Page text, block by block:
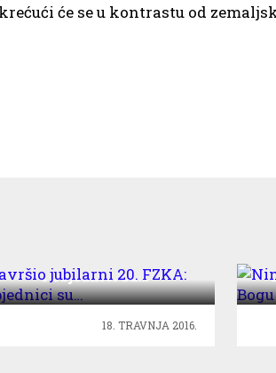
će se u kontrastu od
Pobjednici su…
18. TRAVNJA 2016.